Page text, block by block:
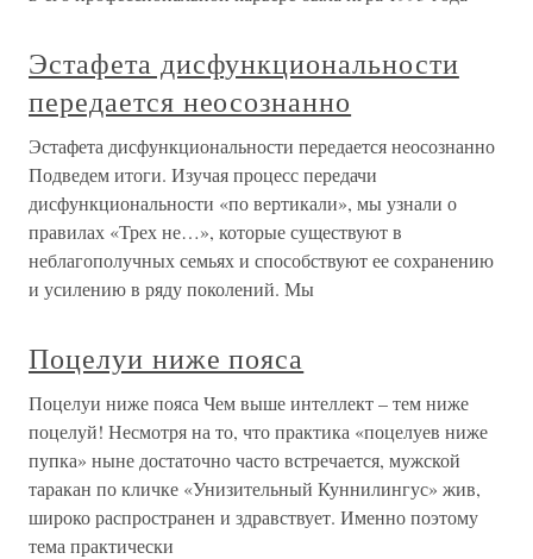
Эстафета дисфункциональности
передается неосознанно
Эстафета дисфункциональности передается неосознанно
Подведем итоги. Изучая процесс передачи
дисфункциональности «по вертикали», мы узнали о
правилах «Трех не…», которые существуют в
неблагополучных семьях и способствуют ее сохранению
и усилению в ряду поколений. Мы
Поцелуи ниже пояса
Поцелуи ниже пояса Чем выше интеллект – тем ниже
поцелуй! Несмотря на то, что практика «поцелуев ниже
пупка» ныне достаточно часто встречается, мужской
таракан по кличке «Унизительный Куннилингус» жив,
широко распространен и здравствует. Именно поэтому
тема практически